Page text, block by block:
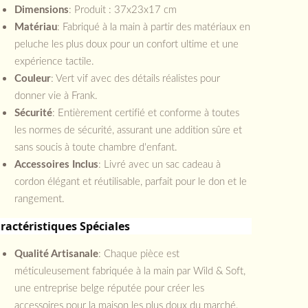
Dimensions: Produit : 37x23x17 cm
Matériau: Fabriqué à la main à partir des matériaux en
peluche les plus doux pour un confort ultime et une
expérience tactile.
Couleur: Vert vif avec des détails réalistes pour
donner vie à Frank.
Sécurité: Entièrement certifié et conforme à toutes
les normes de sécurité, assurant une addition sûre et
sans soucis à toute chambre d'enfant.
Accessoires Inclus: Livré avec un sac cadeau à
cordon élégant et réutilisable, parfait pour le don et le
rangement.
Spéciales
Qualité Artisanale: Chaque pièce est
méticuleusement fabriquée à la main par Wild & Soft,
une entreprise belge réputée pour créer les
accessoires pour la maison les plus doux du marché.